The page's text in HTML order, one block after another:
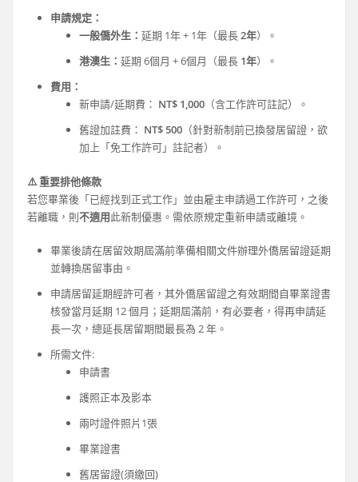
申請規定：
一般僑外生： 延期 1年 + 1年（最長2年）。
港澳生： 延期 6個月 + 6個月（最長 1年）。
費用：
新申請/延期費： NT$ 1,000（含工作許可註記）。
舊證加註費： NT$ 500（針對新制前已換發居留證，欲
加上「免工作許可」註記者）。
⚠️ 重要排他條款
若您畢業後「已經找到正式工作」並由雇主申請過工作許可，之後
若離職，則不適用此新制優惠。需依原規定重新申請或離境。
畢業後請在居留效期屆滿前準備相關文件辦理外僑居留證延期
並轉換居留事由。
申請居留延期經許可者，其外僑居留證之有效期間自畢業證書
核發當月延期 12 個月；延期屆滿前，有必要者，得再申請延
長一次，總延長居留期間最長為 2 年。
所需文件:
申請書
護照正本及影本
兩吋證件照片1張
畢業證書
舊居留證(須繳回)